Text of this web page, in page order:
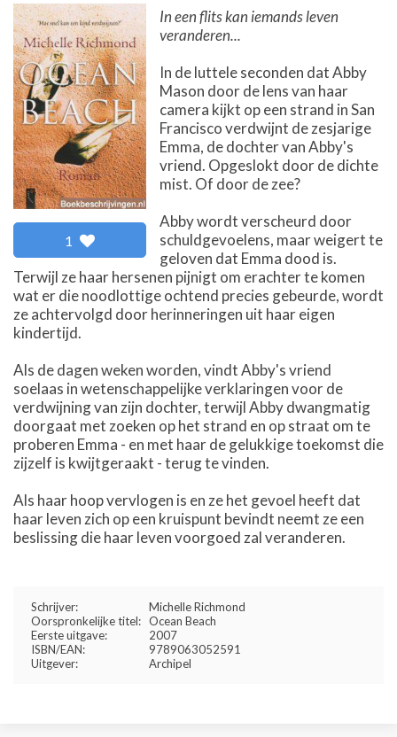
1
In een flits kan iemands leven
veranderen...
In de luttele seconden dat Abby
Mason door de lens van haar
camera kijkt op een strand in San
Francisco verdwijnt de zesjarige
Emma, de dochter van Abby's
vriend. Opgeslokt door de dichte
mist. Of door de zee?
Abby wordt verscheurd door
schuldgevoelens, maar weigert te
geloven dat Emma dood is.
Terwijl ze haar hersenen pijnigt om erachter te komen
wat er die noodlottige ochtend precies gebeurde, wordt
ze achtervolgd door herinneringen uit haar eigen
kindertijd.
Als de dagen weken worden, vindt Abby's vriend
soelaas in wetenschappelijke verklaringen voor de
verdwijning van zijn dochter, terwijl Abby dwangmatig
doorgaat met zoeken op het strand en op straat om te
proberen Emma - en met haar de gelukkige toekomst die
zijzelf is kwijtgeraakt - terug te vinden.
Als haar hoop vervlogen is en ze het gevoel heeft dat
haar leven zich op een kruispunt bevindt neemt ze een
beslissing die haar leven voorgoed zal veranderen.
Schrijver:
Michelle Richmond
Oorspronkelijke titel: Ocean Beach
Eerste uitgave:
2007
ISBN/EAN:
9789063052591
Uitgever:
Archipel